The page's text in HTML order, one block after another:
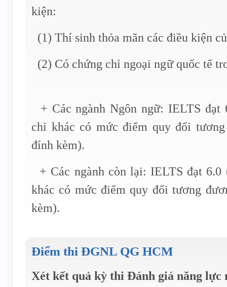
kiện:
(1) Thí sinh thỏa mãn các điều kiện
(2) Có chứng chỉ ngoại ngữ quốc tế
+ Các ngành Ngôn ngữ: IELTS đạt
chỉ khác có mức điểm quy đổi
đính kèm).
+ Các ngành còn lại: IELTS đạt 6.0
khác có mức điểm quy đổi tương
kèm).
Điểm thi ĐGNL QG HCM
Xét kết quả kỳ thi Đánh giá năng lực